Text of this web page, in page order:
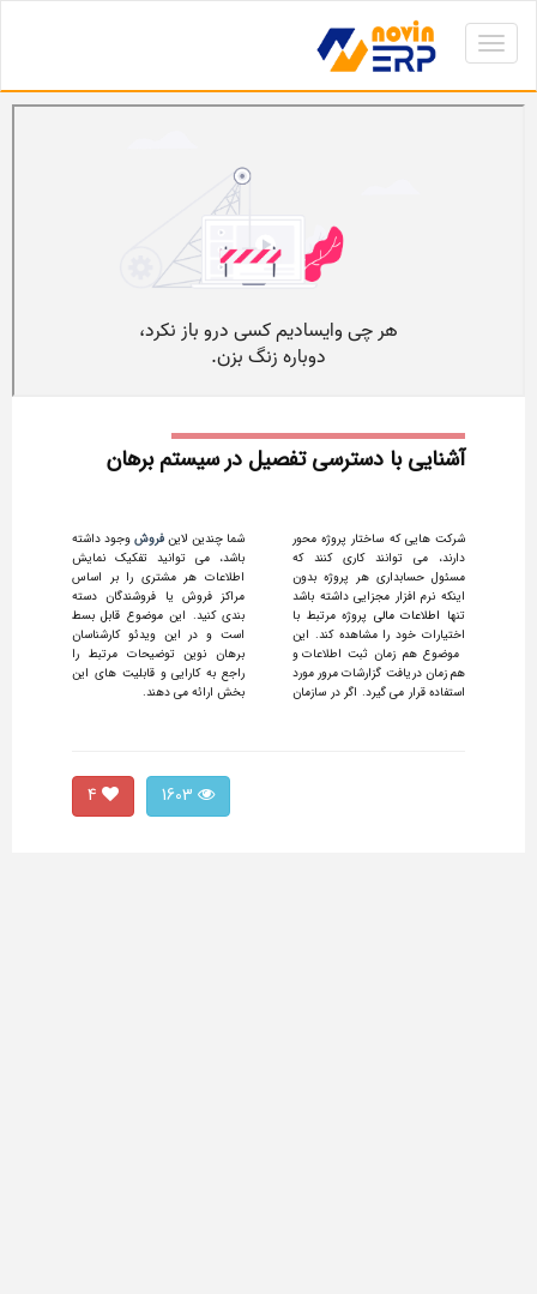
Toggle
navigation
آشنایی با دسترسی تفصیل در سیستم برهان
شرکت هایی که ساختار پروژه محور
دارند، می توانند کاری کنند که
مسئول حسابداری هر پروژه بدون
اینکه نرم افزار مجزایی داشته باشد
تنها
اطلاعات مالی پروژه مرتبط با
اختیارات خود را مشاهده کند. این
موضوع هم زمان ثبت اطلاعات و
هم زمان دریافت گزارشات مرور مورد
استفاده قرار می گیرد. اگر در سازمان
شما چندین لاین فروش وجود داشته
باشد، می توانید تفکیک نمایش
اطلاعات هر مشتری را بر اساس
مراکز فروش یا فروشندگان دسته
بندی کنید. این موضوع قابل بسط
است و در این ویدئو کارشناسان
برهان نوین توضیحات مرتبط را
راجع به کارایی و قابلیت های این
بخش ارائه می دهند.